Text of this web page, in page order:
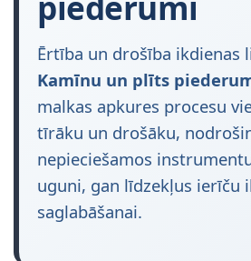
Ērtība un drošība ikdienas
Kamīnu un plīts
malkas apkures procesu
tīrāku un drošāku,
nepieciešamos
uguni, gan līdzekļus ierīču
saglabāšanai.